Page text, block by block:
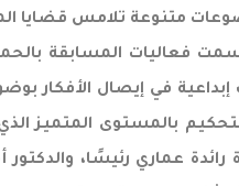
متنوعة تلامس قضايا
فعاليات المسابقة
في إيصال الأفكار
بالمستوى المتميز
رائدة عماري رئيسًا،